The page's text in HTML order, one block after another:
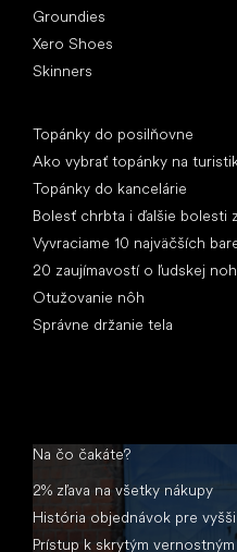
Groundies
Xero Shoes
Skinners
Topánky do posilňovne
Ako vybrať topánky na
Topánky do kancelárie
Bolesť chrbta i ďalšie bolesti
Vyvraciame 10 najväčších
20 zaujímavostí o ľudskej
Otužovanie nôh
Správne držanie tela
Na čo čakáte?
2% zľava na všetky nákupy
História objednávok pre
Prístup k skrytým vernostným